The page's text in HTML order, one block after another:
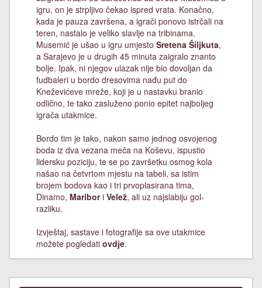
igru, on je strpljivo čekao ispred vrata. Konačno,
kada je pauza završena, a igrači ponovo istrčali na
teren, nastalo je veliko slavlje na tribinama.
Musemić je ušao u igru umjesto Sretena Šiljkuta,
a Sarajevo je u drugih 45 minuta zaigralo znanto
bolje. Ipak, ni njegov ulazak nije bio dovoljan da
fudbaleri u bordo dresovima nađu put do
Kneževićeve mreže, koji je u nastavku branio
odlično, te tako zasluženo ponio epitet najboljeg
igrača utakmice.
Bordo tim je tako, nakon samo jednog osvojenog
boda iz dva vezana meča na Koševu, ispustio
lidersku poziciju, te se po završetku osmog kola
našao na četvrtom mjestu na tabeli, sa istim
brojem bodova kao i tri prvoplasirana tima,
Dinamo, Maribori Velež, ali uz najslabiju gol-
razliku.
Izvještaj, sastave i fotografije sa ove utakmice
možete pogledati ovdje.